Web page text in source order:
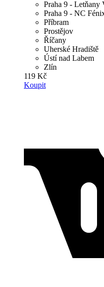
Praha 9 - Letňany
Praha 9 - NC
Příbram
Prostějov
Říčany
Uherské Hradiště
Ústí nad Labem
Zlín
119 Kč
Koupit